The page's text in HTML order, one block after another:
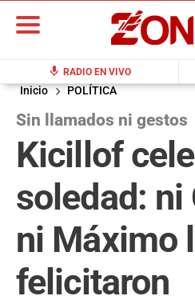
mic RADIO EN VIVO
Inicio POLÍTICA
Sin llamados ni gestos
Kicillof
soledad: ni
ni Máximo
felicitaron